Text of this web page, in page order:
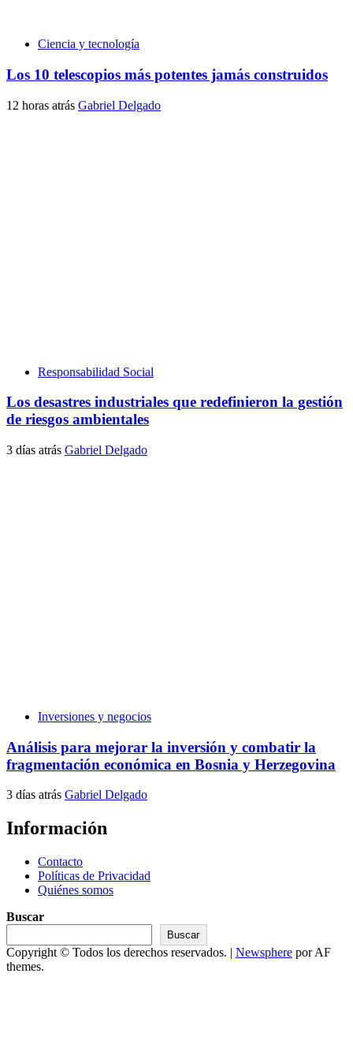
Ciencia y tecnología
Los 10 telescopios más potentes jamás construidos
12 horas atrás Gabriel Delgado
Responsabilidad Social
Los desastres industriales que redefinieron la gestión
de riesgos ambientales
3 días atrás Gabriel Delgado
Inversiones y negocios
Análisis para mejorar la inversión y combatir la
fragmentación económica en Bosnia y Herzegovina
3 días atrás Gabriel Delgado
Información
Contacto
Políticas de Privacidad
Quiénes somos
Buscar
Buscar
Copyright © Todos los derechos reservados. | Newsphere por AF
themes.